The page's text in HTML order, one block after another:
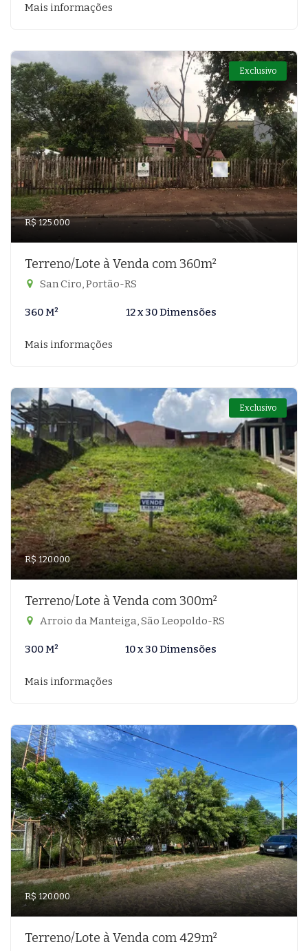
Mais informações
Exclusivo
R$ 125.000
Terreno/Lote à Venda com 360m²
San Ciro, Portão-RS
360 M² 12 x 30 Dimensões
Mais informações
Exclusivo
R$ 120.000
Terreno/Lote à Venda com 300m²
Arroio da Manteiga, São Leopoldo-RS
300 M² 10 x 30 Dimensões
Mais informações
R$ 120.000
Terreno/Lote à Venda com 429m²